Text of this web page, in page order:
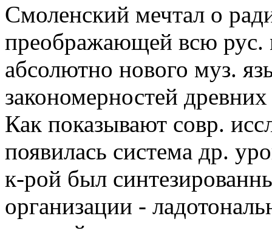
Смоленский мечтал о
преображающей всю рус.
абсолютно нового муз.
закономерностей
Как показывают совр.
появилась система др.
к-рой был
организации -